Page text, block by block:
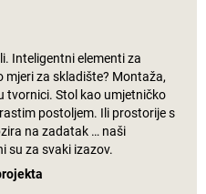
Inteligentni elementi za
za skladište? Montaža,
tvornici. Stol kao umjetničko
postoljem. Ili prostorije s
na zadatak … naši
su za svaki izazov.